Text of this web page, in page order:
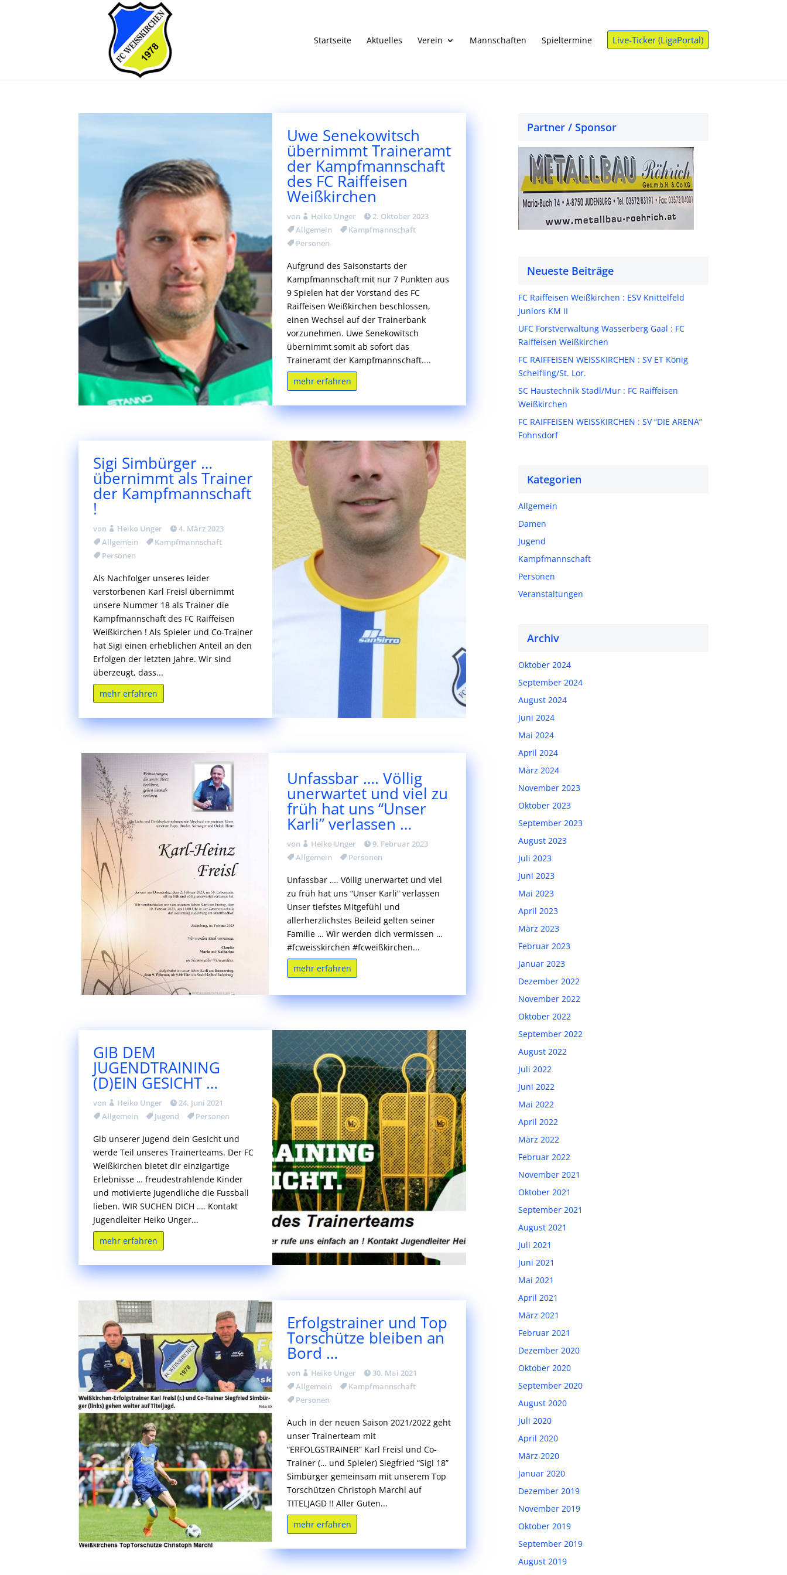
Startseite Aktuelles Verein Mannschaften Spieltermine Live-Ticker (LigaPortal)
Uwe Senekowitsch
übernimmt Traineramt
der Kampfmannschaft
des FC Raiffeisen
Weißkirchen
von Heiko Unger
2. Oktober 2023
Allgemein
Kampfmannschaft
Personen
Aufgrund des Saisonstarts der
Kampfmannschaft mit nur 7 Punkten aus
9 Spielen hat der Vorstand des FC
Raiffeisen Weißkirchen beschlossen,
einen Wechsel auf der Trainerbank
vorzunehmen. Uwe Senekowitsch
übernimmt somit ab sofort das
Traineramt der Kampfmannschaft....
mehr erfahren
Sigi Simbürger …
übernimmt als Trainer
der Kampfmannschaft
!
von Heiko Unger
4. März 2023
Allgemein
Kampfmannschaft
Personen
Als Nachfolger unseres leider
verstorbenen Karl Freisl übernimmt
unsere Nummer 18 als Trainer die
Kampfmannschaft des FC Raiffeisen
Weißkirchen ! Als Spieler und Co-Trainer
hat Sigi einen erheblichen Anteil an den
Erfolgen der letzten Jahre. Wir sind
überzeugt, dass...
mehr erfahren
Unfassbar …. Völlig
unerwartet und viel zu
früh hat uns “Unser
Karli” verlassen …
von Heiko Unger
9. Februar 2023
Allgemein
Personen
Unfassbar …. Völlig unerwartet und viel
zu früh hat uns “Unser Karli” verlassen
Unser tiefstes Mitgefühl und
allerherzlichstes Beileid gelten seiner
Familie … Wir werden dich vermissen …
#fcweisskirchen #fcweißkirchen...
mehr erfahren
GIB DEM
JUGENDTRAINING
(D)EIN GESICHT …
von Heiko Unger
24. Juni 2021
Allgemein
Jugend Personen
Gib unserer Jugend dein Gesicht und
werde Teil unseres Trainerteams. Der FC
Weißkirchen bietet dir einzigartige
Erlebnisse … freudestrahlende Kinder
und motivierte Jugendliche die Fussball
lieben. WIR SUCHEN DICH …. Kontakt
Jugendleiter Heiko Unger...
mehr erfahren
Erfolgstrainer und Top
Torschütze bleiben an
Bord …
von Heiko Unger
30. Mai 2021
Allgemein
Kampfmannschaft
Personen
Auch in der neuen Saison 2021/2022 geht
unser Trainerteam mit
“ERFOLGSTRAINER” Karl Freisl und Co-
Trainer (… und Spieler) Siegfried “Sigi 18”
Simbürger gemeinsam mit unserem Top
Torschützen Christoph Marchl auf
TITELJAGD !! Aller Guten...
mehr erfahren
Partner / Sponsor
Neueste Beiträge
FC Raiffeisen Weißkirchen : ESV Knittelfeld
Juniors KM II
UFC Forstverwaltung Wasserberg Gaal : FC
Raiffeisen Weißkirchen
FC RAIFFEISEN WEISSKIRCHEN : SV ET König
Scheifling/St. Lor.
SC Haustechnik Stadl/Mur : FC Raiffeisen
Weißkirchen
FC RAIFFEISEN WEISSKIRCHEN : SV “DIE ARENA”
Fohnsdorf
Kategorien
Allgemein
Damen
Jugend
Kampfmannschaft
Personen
Veranstaltungen
Archiv
Oktober 2024
September 2024
August 2024
Juni 2024
Mai 2024
April 2024
März 2024
November 2023
Oktober 2023
September 2023
August 2023
Juli 2023
Juni 2023
Mai 2023
April 2023
März 2023
Februar 2023
Januar 2023
Dezember 2022
November 2022
Oktober 2022
September 2022
August 2022
Juli 2022
Juni 2022
Mai 2022
April 2022
März 2022
Februar 2022
November 2021
Oktober 2021
September 2021
August 2021
Juli 2021
Juni 2021
Mai 2021
April 2021
März 2021
Februar 2021
Dezember 2020
Oktober 2020
September 2020
August 2020
Juli 2020
April 2020
März 2020
Januar 2020
Dezember 2019
November 2019
Oktober 2019
September 2019
August 2019